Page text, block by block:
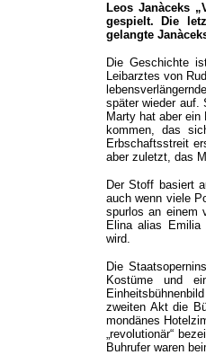
Leos Janàceks
gespielt. Die
gelangte
Die Geschichte
Leibarztes von
später wieder auf.
Marty hat aber
kommen, das
Erbschaftsstreit
aber zuletzt, das
Der Stoff basiert
auch wenn viele
spurlos an einem
Elina alias Emilia
wird.
Die
Kostüme und
zweiten Akt die
mondänes
„revolutionär“
Buhrufer waren